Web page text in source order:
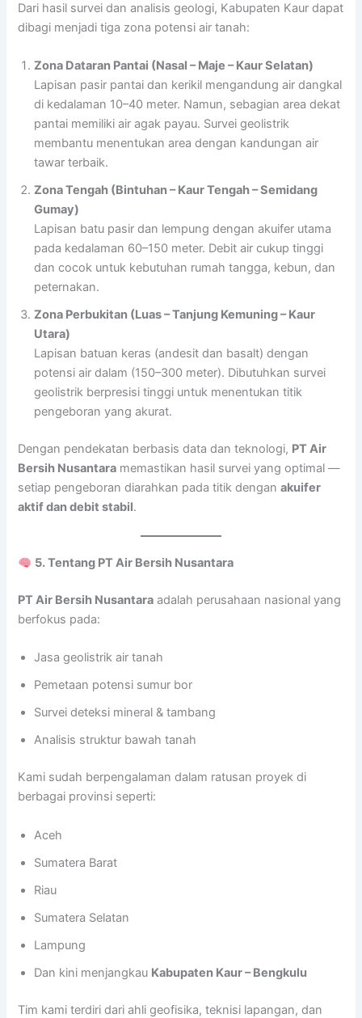
Dari hasil survei dan analisis geologi, Kabupaten Kaur dapat
dibagi menjadi tiga zona potensi air tanah:
Zona Dataran Pantai (Nasal – Maje – Kaur Selatan)
Lapisan pasir pantai dan kerikil mengandung air dangkal
di kedalaman 10–40 meter. Namun, sebagian area dekat
pantai memiliki air agak payau. Survei geolistrik
membantu menentukan area dengan kandungan air
tawar terbaik.
Zona Tengah (Bintuhan – Kaur Tengah – Semidang
Gumay)
Lapisan batu pasir dan lempung dengan akuifer utama
pada kedalaman 60–150 meter. Debit air cukup tinggi
dan cocok untuk kebutuhan rumah tangga, kebun, dan
peternakan.
Zona Perbukitan (Luas – Tanjung Kemuning – Kaur
Utara)
Lapisan batuan keras (andesit dan basalt) dengan
potensi air dalam (150–300 meter). Dibutuhkan survei
geolistrik berpresisi tinggi untuk menentukan titik
pengeboran yang akurat.
Dengan pendekatan berbasis data dan teknologi, PT Air
Bersih Nusantara memastikan hasil survei yang optimal —
setiap pengeboran diarahkan pada titik denganakuifer
aktif dan debit stabil.
5. Tentang PT Air Bersih Nusantara
PT Air Bersih Nusantara adalah perusahaan nasional yang
berfokus pada:
Jasa geolistrik air tanah
Pemetaan potensi sumur bor
Survei deteksi mineral & tambang
Analisis struktur bawah tanah
Kami sudah berpengalaman dalam ratusan proyek di
berbagai provinsi seperti:
Aceh
Sumatera Barat
Riau
Sumatera Selatan
Lampung
Dan kini menjangkau Kabupaten Kaur – Bengkulu
Tim kami terdiri dari ahli geofisika, teknisi lapangan, dan